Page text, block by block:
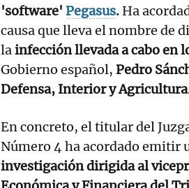
'software' Pegasus. Ha
causa que lleva el nombre de
lainfección llevada a cabo en
Gobierno español, Pedro
Defensa, Interior y
En concreto, el titular del
Número 4 ha acordado emitir
investigación dirigida al